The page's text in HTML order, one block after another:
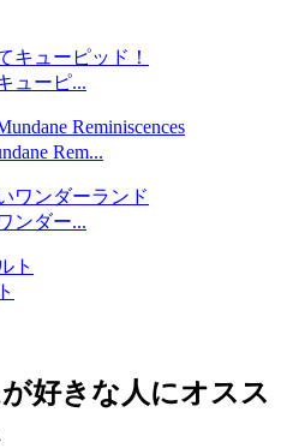
ューピ...
Rem...
ンダー...
好きな人にオスス